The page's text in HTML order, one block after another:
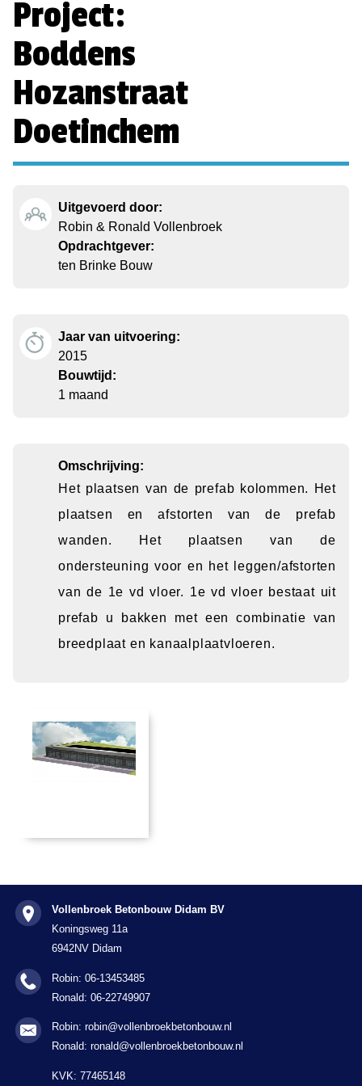
Project:
Boddens
Hozanstraat
Doetinchem
Uitgevoerd door:
Robin & Ronald Vollenbroek
Opdrachtgever:
ten Brinke Bouw
Jaar van uitvoering:
2015
Bouwtijd:
1 maand
Omschrijving:
Het plaatsen van de prefab kolommen. Het
plaatsen en afstorten van de prefab
wanden. Het plaatsen van de
ondersteuning voor en het leggen/afstorten
van de 1e vd vloer. 1e vd vloer bestaat uit
prefab u bakken met een combinatie van
breedplaat en kanaalplaatvloeren.
Vollenbroek Betonbouw Didam BV
Koningsweg 11a
6942NV Didam
Robin: 06-13453485
Ronald: 06-22749907
Robin: robin@vollenbroekbetonbouw.nl
Ronald: ronald@vollenbroekbetonbouw.nl
KVK: 77465148